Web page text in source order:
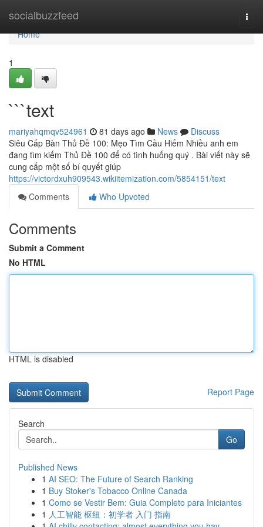
socialbuzzfeed
Home
Home
1
```text
mariyahqmqv524961 81 days ago News
Discuss
Siêu Cấp Bàn Thủ Đề 100: Mẹo Tìm Cầu Hiếm Nhiều anh em
đang tìm kiếm Thủ Đề 100 để có tình huống quý . Bài viết này sẽ
cung cấp một số bí quyết giúp
https://victordxuh909543.wikiitemization.com/5854151/text
Comments
Who Upvoted
Comments
Submit a Comment
No HTML
HTML is disabled
Report Page
Search
Go
Published News
1 AI SEO: The Future of Search Ranking
1 Buy Stoker's Tobacco Online Canada
1 Como se Vestir Bem: Guia Completo para Iniciantes
1 人工智能 枢纽：初学者 入门 指南